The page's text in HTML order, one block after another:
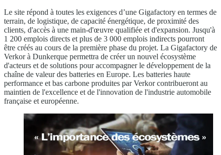
Le site répond à toutes les exigences d’une Gigafactory en termes de
terrain, de logistique, de capacité énergétique, de proximité des
clients, d'accès à une main-d'œuvre qualifiée et d'expansion. Jusqu'à
1 200 emplois directs et plus de 3 000 emplois indirects pourront
être créés au cours de la première phase du projet. La Gigafactory de
Verkor à Dunkerque permettra de créer un nouvel écosystème
d'acteurs et de solutions pour accompagner le développement de la
chaîne de valeur des batteries en Europe. Les batteries haute
performance et bas carbone produites par Verkor contribueront au
maintien de l'excellence et de l'innovation de l'industrie automobile
française et européenne.